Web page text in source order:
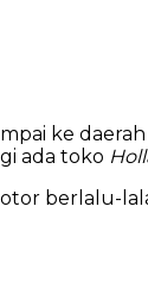
ke
ada toko
berlalu-